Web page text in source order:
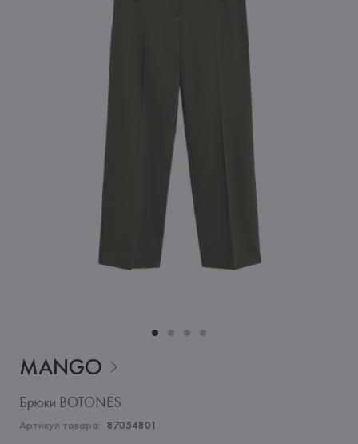
MANGO
Брюки BOTONES
Артикул товара: 87054801